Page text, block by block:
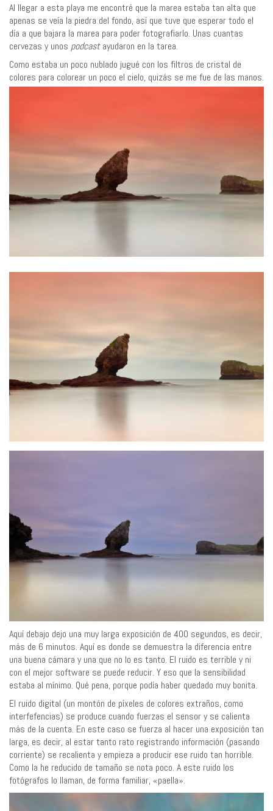
Al llegar a esta playa me encontré que la marea estaba tan alta que
apenas se veía la piedra del fondo, así que tuve que esperar todo el
día a que bajara la marea para poder fotografiarlo. Unas cuantas
cervezas y unos podcastayudaron en la tarea.
Como estaba un poco nublado jugué con los filtros de cristal de
colores para colorear un poco el cielo, quizás se me fue de las manos.
Aquí debajo dejo una muy larga exposición de 400 segundos, es decir,
más de 6 minutos. Aquí es donde se demuestra la diferencia entre
una buena cámara y una que no lo es tanto. El ruido es terrible y ni
con el mejor software se puede reducir. Y eso que la sensibilidad
estaba al mínimo. Qué pena, porque podía haber quedado muy bonita.
El ruido digital (un montón de píxeles de colores extraños, como
interfefencias) se produce cuando fuerzas el sensor y se calienta
más de la cuenta. En este caso se fuerza al hacer una exposición tan
larga, es decir, al estar tanto rato registrando información (pasando
corriente) se recalienta y empieza a producir ese ruido tan horrible.
Como la he reducido de tamaño se nota poco. A este ruido los
fotógrafos lo llaman, de forma familiar, «paella».